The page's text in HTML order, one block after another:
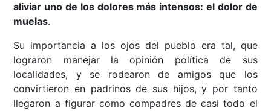
aliviar uno de los dolores más intensos: el dolor de
muelas.
Su importancia a los ojos del pueblo era tal, que
lograron manejar la opinión política de sus
localidades, y se rodearon de amigos que los
convirtieron en padrinos de sus hijos, y por tanto
llegaron a figurar como compadres de casi todo el